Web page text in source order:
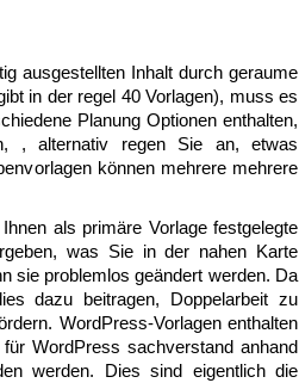
ausgestellten Inhalt durch geraume
in der regel 40 Vorlagen), muss es
Planung Optionen enthalten,
, alternativ regen Sie an, etwas
können mehrere mehrere
als primäre Vorlage festgelegte
was Sie in der nahen Karte
sie problemlos geändert werden. Da
dazu beitragen, Doppelarbeit zu
WordPress-Vorlagen enthalten
WordPress sachverstand anhand
werden. Dies sind eigentlich die